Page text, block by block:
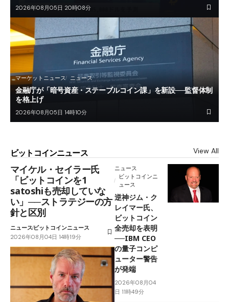
2026年08月05日 20時08分
マーケットニュース ニュース
金融庁が「暗号資産・ステーブルコイン課」を新設──監督体制
を格上げ
2026年08月05日 14時10分
ビットコインニュース View All
マイケル・セイラー氏
「ビットコインを1
satoshiも売却していな
い」──ストラテジーの方
針と区別
ニュースビットコインニュース
2026年08月04日 14時19分
ニュース
ビットコインニ
ュース
逆神ジム・ク
レイマー氏、
ビットコイン
全売却を表明
──IBM CEO
の量子コンピ
ューター警告
が発端
2026年08月04
日 11時49分